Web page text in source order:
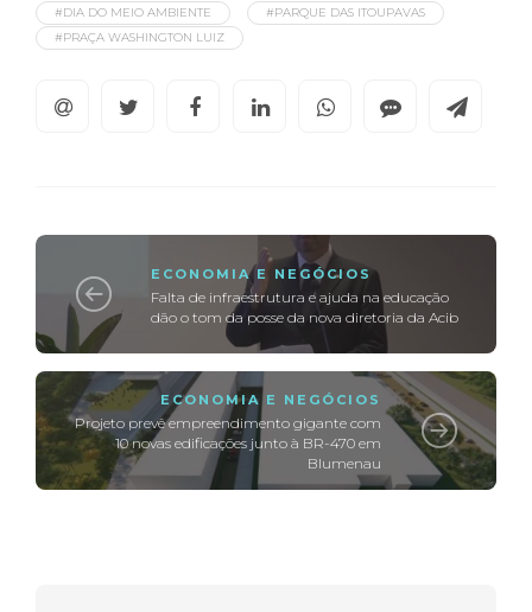
#DIA DO MEIO AMBIENTE
#PARQUE DAS ITOUPAVAS
#PRAÇA WASHINGTON LUIZ
ECONOMIA E NEGÓCIOS
Falta de infraestrutura e ajuda na educação
dão o tom da posse da nova diretoria da Acib
ECONOMIA E NEGÓCIOS
Projeto prevê empreendimento gigante com
10 novas edificações junto à BR-470 em
Blumenau